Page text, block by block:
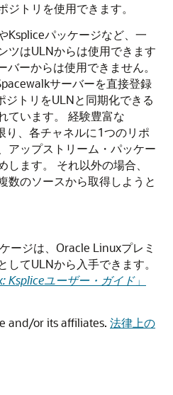
トリを使用できます。
Kspliceパッケージなど、一
ツはULNからは使用できます
ーからは使用できません。
サーバーを直接登録
ジトリをULNと同期化できる
います。
経験豊富な
り、各チャネルに1つのリポ
アップストリーム・パッケー
ます。
それ以外の場合、
数のソースから取得しようと
ージは、Oracle Linuxプレミ
てULNから入手できます。
Kspliceユーザー・ガイド」
and/or its affiliates. 法律上の